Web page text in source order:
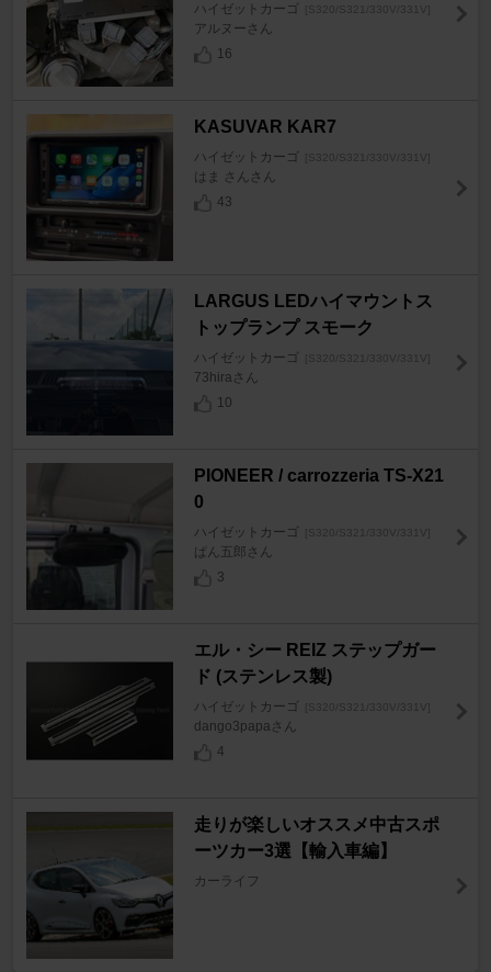
ハイゼットカーゴ [S320/S321/330V/331V]
アルヌーさん
16
KASUVAR KAR7
ハイゼットカーゴ [S320/S321/330V/331V]
はま さんさん
43
LARGUS LEDハイマウントス
トップランプ スモーク
ハイゼットカーゴ [S320/S321/330V/331V]
73hiraさん
10
PIONEER / carrozzeria TS-X21
0
ハイゼットカーゴ [S320/S321/330V/331V]
ぱん五郎さん
3
エル・シー REIZ ステップガー
ド (ステンレス製)
ハイゼットカーゴ [S320/S321/330V/331V]
dango3papaさん
4
走りが楽しいオススメ中古スポ
ーツカー3選【輸入車編】
カーライフ